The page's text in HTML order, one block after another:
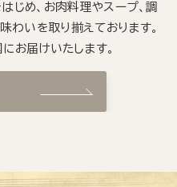
じめ、お肉料理やスープ、調
わいを取り揃えております。
お届けいたします。